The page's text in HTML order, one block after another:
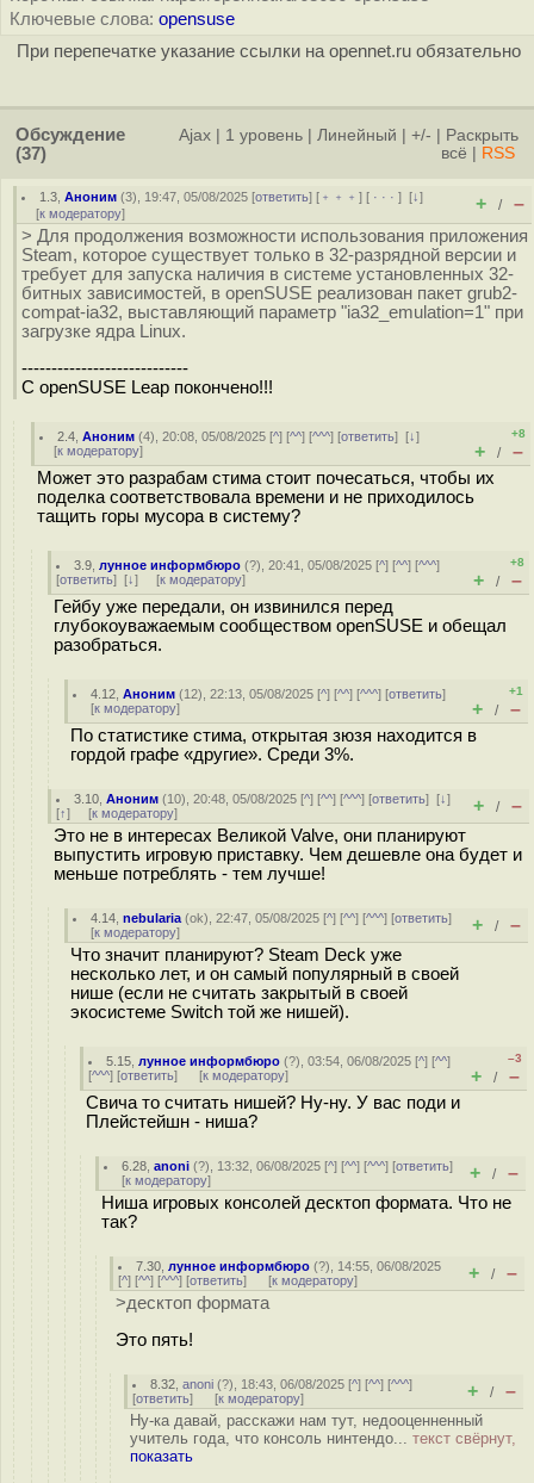
Ключевые слова: opensuse
При перепечатке указание ссылки на opennet.ru обязательно
Обсуждение
(37)
Ajax 1 уровень Линейный +/-
Раскрыть
всё
RSS
1.3 ,Аноним (3), 19:47, 05/08/2025 [ответить] [ ﹢﹢﹢] [ · · ·][↓]
[к модератору] + / –
> Для продолжения возможности использования приложения
Steam, которое существует только в 32-разрядной версии и
требует для запуска наличия в системе установленных 32-
битных зависимостей, в openSUSE реализован пакет grub2-
compat-ia32, выставляющий параметр "ia32_emulation=1" при
загрузке ядра Linux.
----------------------------
С openSUSE Leap покончено!!!
2.4 ,Аноним (4), 20:08, 05/08/2025 [^] [^^] [^^^] [ответить][↓]
[к модератору]
+8
+ / –
Может это разрабам стима стоит почесаться, чтобы их
поделка соответствовала времени и не приходилось
тащить горы мусора в систему?
3.9 ,лунное информбюро (?), 20:41, 05/08/2025 [^] [^^] [^^^]
[ответить] [↓] [к модератору]
+8
+ / –
Гейбу уже передали, он извинился перед
глубокоуважаемым сообществом openSUSE и обещал
разобраться.
4.12 ,Аноним (12), 22:13, 05/08/2025 [^] [^^] [^^^] [ответить]
[к модератору]
+1
+ / –
По статистике стима, открытая зюзя находится в
гордой графе «другие». Среди 3%.
3.10 ,Аноним (10), 20:48, 05/08/2025 [^] [^^] [^^^] [ответить][↓]
[↑] [к модератору] + / –
Это не в интересах Великой Valve, они планируют
выпустить игровую приставку. Чем дешевле она будет и
меньше потреблять - тем лучше!
4.14 ,nebularia (ok), 22:47, 05/08/2025 [^] [^^] [^^^] [ответить]
[к модератору] + / –
Что значит планируют? Steam Deck уже
несколько лет, и он самый популярный в своей
нише (если не считать закрытый в своей
экосистеме Switch той же нишей).
5.15 ,лунное информбюро (?), 03:54, 06/08/2025 [^] [^^]
[^^^] [ответить] [к модератору]
–3
+ / –
Свича то считать нишей? Ну-ну. У вас поди и
Плейстейшн - ниша?
6.28 ,anoni (?), 13:32, 06/08/2025 [^] [^^] [^^^] [ответить]
[к модератору] + / –
Ниша игровых консолей десктоп формата. Что не
так?
7.30 ,лунное информбюро (?), 14:55, 06/08/2025
[^] [^^] [^^^] [ответить] [к модератору] + / –
>десктоп формата
Это пять!
8.32 ,anoni (?), 18:43, 06/08/2025 [^] [^^] [^^^]
[ответить] [к модератору] + / –
Ну-ка давай, расскажи нам тут, недооценненный
учитель года, что консоль нинтендо... текст свёрнут,
показать